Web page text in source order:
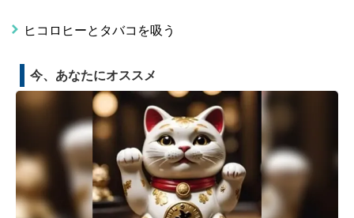
ヒコロヒーとタバコを吸う
今、あなたにオススメ